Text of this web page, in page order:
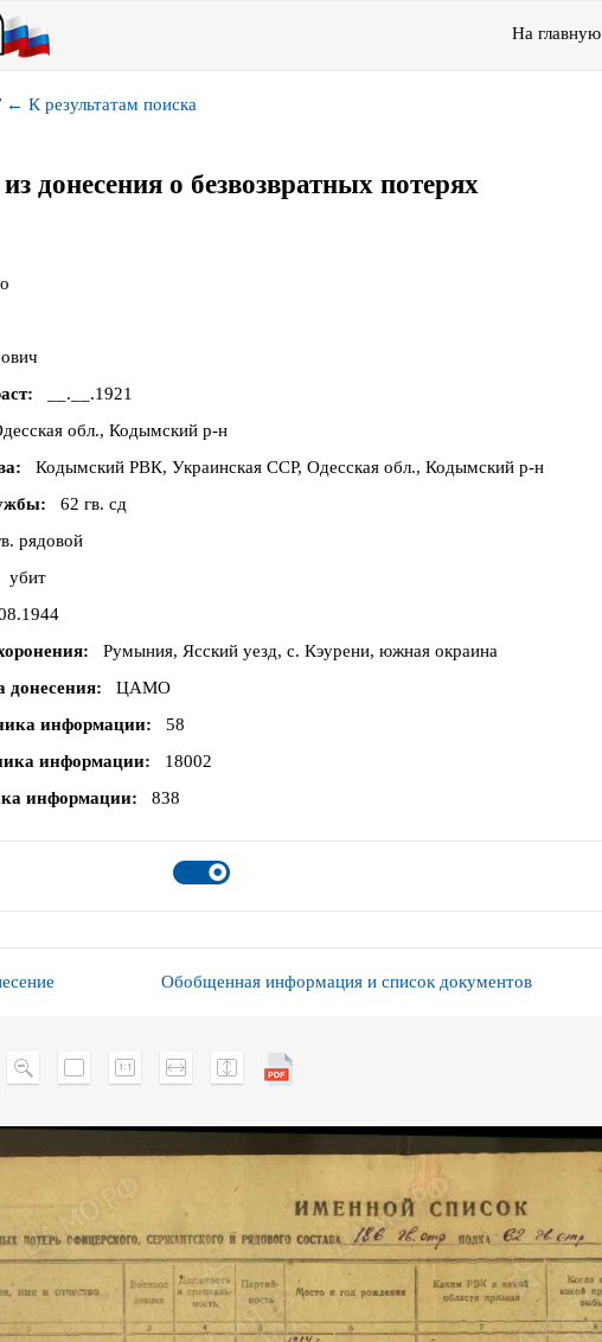
На главную
← К результатам поиска
донесения о безвозвратных потерях
__.__.1921
обл., Кодымский р-н
Кодымский РВК, Украинская ССР, Одесская обл., Кодымский р-н
62 гв. сд
рядовой
убит
Румыния, Ясский уезд, с. Кэурени, южная окраина
донесения
ЦАМО
информации
58
информации
18002
информации
838
Обобщенная информация и список документов